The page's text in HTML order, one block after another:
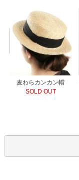
麦わらカンカン帽
SOLD OUT